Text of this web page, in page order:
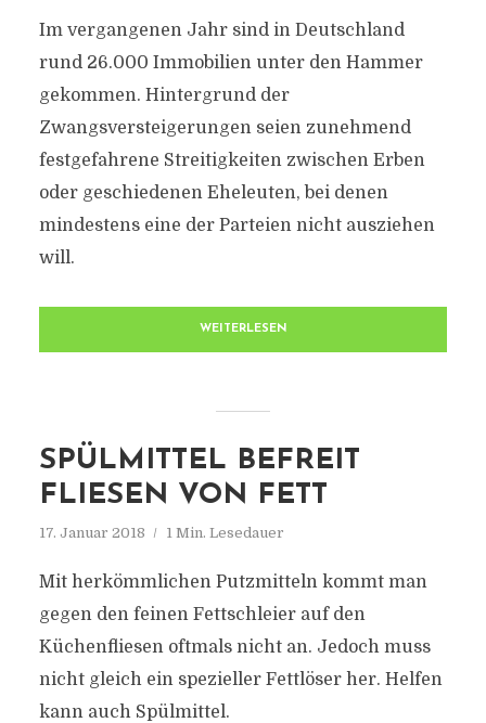
Im vergangenen Jahr sind in Deutschland
rund 26.000 Immobilien unter den Hammer
gekommen. Hintergrund der
Zwangsversteigerungen seien zunehmend
festgefahrene Streitigkeiten zwischen Erben
oder geschiedenen Eheleuten, bei denen
mindestens eine der Parteien nicht ausziehen
will.
WEITERLESEN
SPÜLMITTEL BEFREIT
FLIESEN VON FETT
17. Januar 2018 1 Min. Lesedauer
Mit herkömmlichen Putzmitteln kommt man
gegen den feinen Fettschleier auf den
Küchenfliesen oftmals nicht an. Jedoch muss
nicht gleich ein spezieller Fettlöser her. Helfen
kann auch Spülmittel.